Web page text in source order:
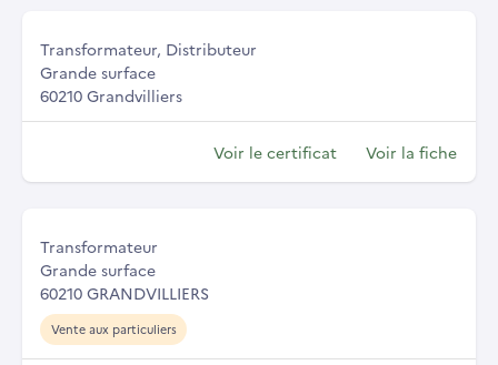
Transformateur, Distributeur
Grande surface
60210 Grandvilliers
Voir le certificat Voir la fiche
Transformateur
Grande surface
60210 GRANDVILLIERS
Vente aux particuliers